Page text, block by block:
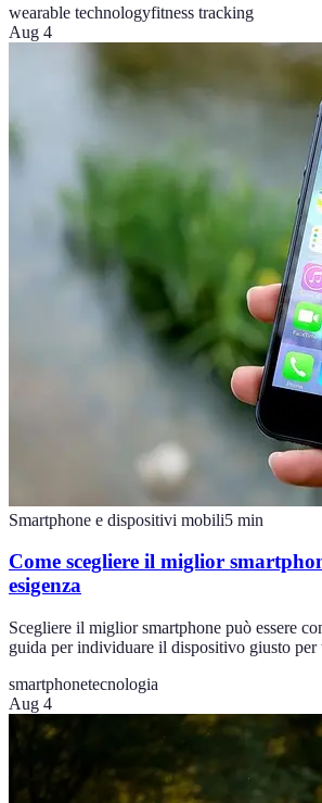
wearable technologyfitness tracking
Aug 4
Smartphone e dispositivi mobili5 min
Come scegliere il miglior
esigenza
Scegliere il miglior smartphone può essere
guida per individuare il dispositivo giusto per
smartphonetecnologia
Aug 4